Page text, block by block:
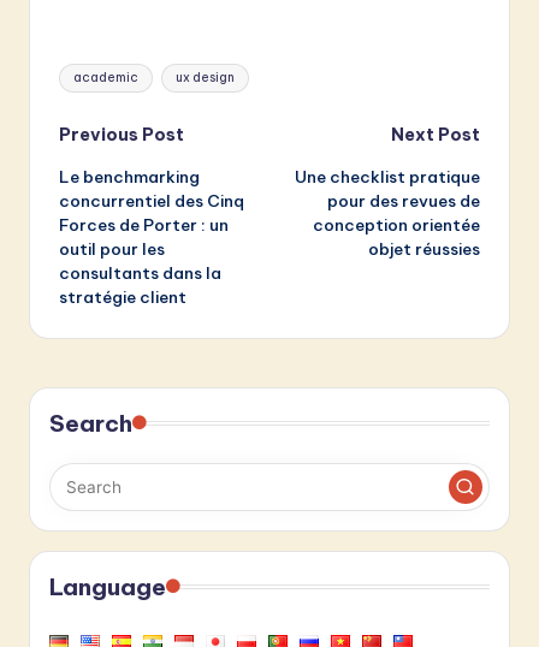
Tags:
academic ux design
Post
navigation
Previous Post
Le benchmarking
concurrentiel des Cinq
Forces de Porter : un
outil pour les
consultants dans la
stratégie client
Next Post
Une checklist pratique
pour des revues de
conception orientée
objet réussies
Search
Language